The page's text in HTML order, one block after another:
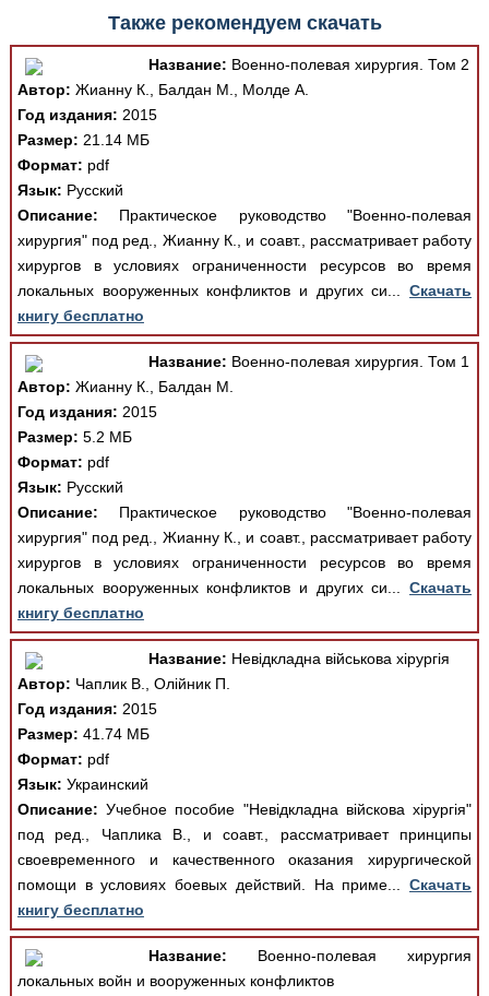
Также рекомендуем скачать
Название: Военно-полевая хирургия. Том 2
Автор: Жианну К., Балдан М., Молде А.
Год издания: 2015
Размер: 21.14 МБ
Формат: pdf
Язык: Русский
Описание: Практическое руководство "Военно-полевая
хирургия" под ред., Жианну К., и соавт., рассматривает работу
хирургов в условиях ограниченности ресурсов во время
локальных вооруженных конфликтов и других си...Скачать
книгу бесплатно
Название: Военно-полевая хирургия. Том 1
Автор: Жианну К., Балдан М.
Год издания: 2015
Размер: 5.2 МБ
Формат: pdf
Язык: Русский
Описание: Практическое руководство "Военно-полевая
хирургия" под ред., Жианну К., и соавт., рассматривает работу
хирургов в условиях ограниченности ресурсов во время
локальных вооруженных конфликтов и других си...Скачать
книгу бесплатно
Название: Невідкладна військова хірургія
Автор: Чаплик В., Олiйник П.
Год издания: 2015
Размер: 41.74 МБ
Формат: pdf
Язык: Украинский
Описание: Учебное пособие "Невідкладна війскова хірургія"
под ред., Чаплика В., и соавт., рассматривает принципы
своевременного и качественного оказания хирургической
помощи в условиях боевых действий. На приме...Скачать
книгу бесплатно
Название: Военно-полевая хирургия
локальных войн и вооруженных конфликтов